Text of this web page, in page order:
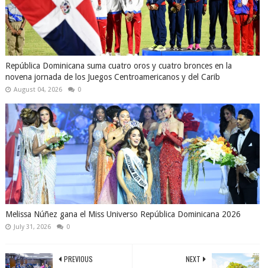
República Dominicana suma cuatro oros y cuatro bronces en la
novena jornada de los Juegos Centroamericanos y del Carib
August 04, 2026 0
Melissa Núñez gana el Miss Universo República Dominicana 2026
July 31, 2026 0
NEXT
PREVIOUS